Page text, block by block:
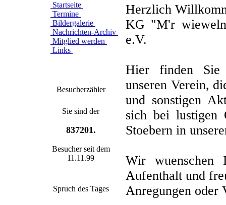
Startseite
Termine
Bildergalerie
Nachrichten-Archiv
Mitglied werden
Links
Besucherzähler
Sie sind der
837201.
Besucher seit dem
11.11.99
Spruch des Tages
Herzlich
KG "M'r
e.V.
Hier finden Sie
unseren Verein,
und sonstigen
sich bei lustigen
Stoebern in
Wir wuenschen
Aufenthalt und
Anregungen oder